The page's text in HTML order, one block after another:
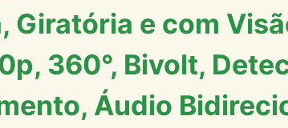
Giratória e com
360°, Bivolt,
Áudio